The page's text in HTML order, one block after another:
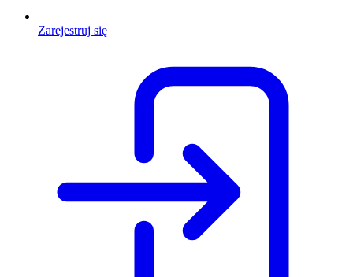
Zarejestruj się